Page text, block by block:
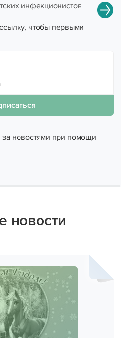
инфекционистов
чтобы первыми
за новостями при помощи
новости